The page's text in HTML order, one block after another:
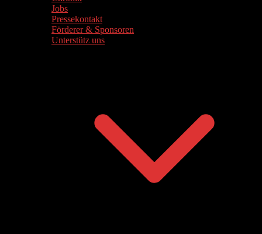
Jobs
Pressekontakt
Förderer & Sponsoren
Unterstütz uns